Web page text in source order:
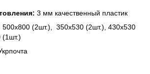
3 мм качественный пластик
500х800 (2шт.), 350х530 (2шт.), 430х530
(1шт.)